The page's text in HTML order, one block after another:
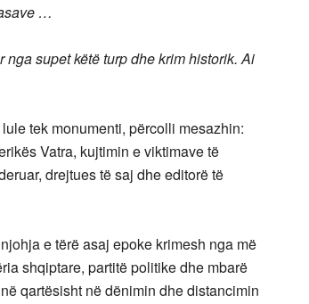
…
supet këtë turp dhe krim historik. Ai
tek monumenti, përcolli mesazhin:
Vatra, kujtimin e viktimave të
drejtues të saj dhe editorë të
e tërë asaj epoke krimesh nga më
shqiptare, partitë politike dhe mbarë
qartësisht në dënimin dhe distancimin